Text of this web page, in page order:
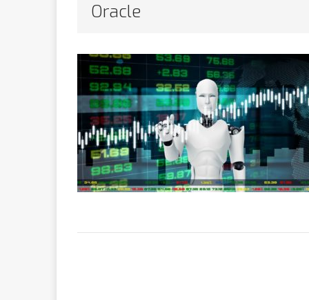
marchande
[ 7 février 2026 ]
[ 6 février 2026 ]
Oracle